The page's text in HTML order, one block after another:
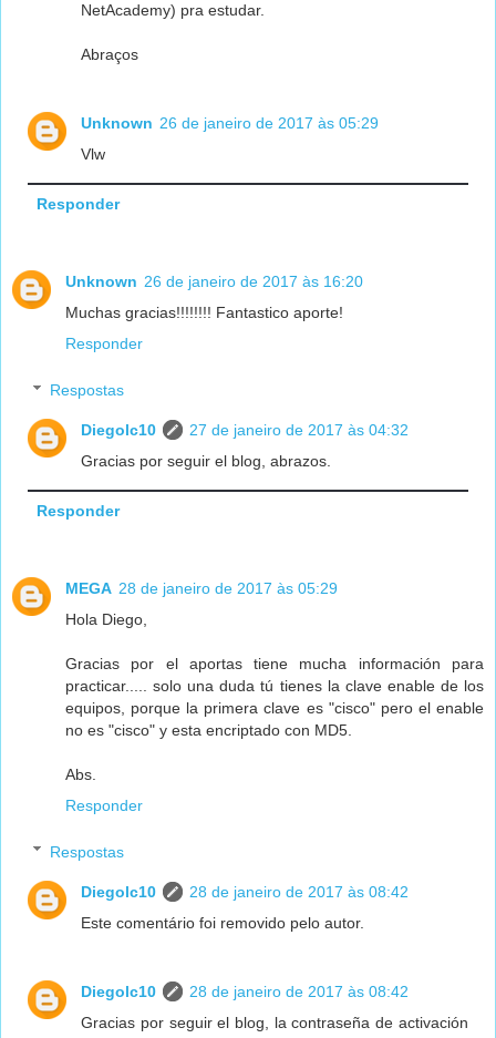
NetAcademy) pra estudar.
Abraços
Unknown 26 de janeiro de 2017 às 05:29
Vlw
Responder
Unknown 26 de janeiro de 2017 às 16:20
Muchas gracias!!!!!!!! Fantastico aporte!
Responder
Respostas
Diegolc10
27 de janeiro de 2017 às 04:32
Gracias por seguir el blog, abrazos.
Responder
MEGA 28 de janeiro de 2017 às 05:29
Hola Diego,
Gracias por el aportas tiene mucha información para
practicar..... solo una duda tú tienes la clave enable de los
equipos, porque la primera clave es "cisco" pero el enable
no es "cisco" y esta encriptado con MD5.
Abs.
Responder
Respostas
Diegolc10
28 de janeiro de 2017 às 08:42
Este comentário foi removido pelo autor.
Diegolc10
28 de janeiro de 2017 às 08:42
Gracias por seguir el blog, la contraseña de activación